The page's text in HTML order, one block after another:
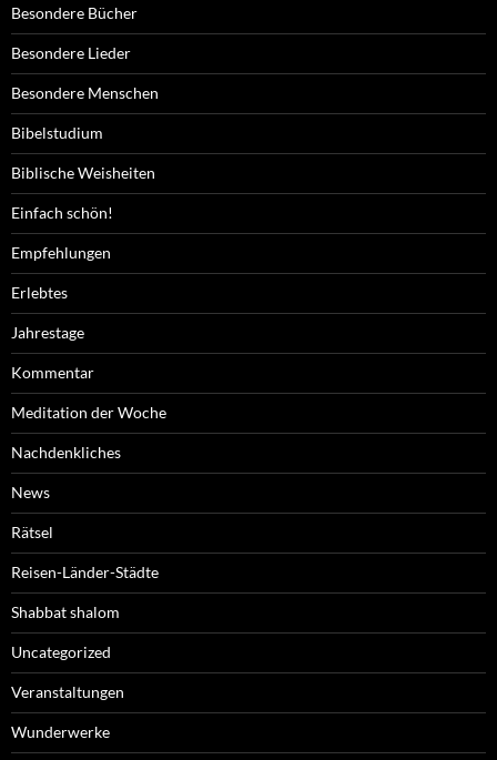
Besondere Bücher
Besondere Lieder
Besondere Menschen
Bibelstudium
Biblische Weisheiten
Einfach schön!
Empfehlungen
Erlebtes
Jahrestage
Kommentar
Meditation der Woche
Nachdenkliches
News
Rätsel
Reisen-Länder-Städte
Shabbat shalom
Uncategorized
Veranstaltungen
Wunderwerke